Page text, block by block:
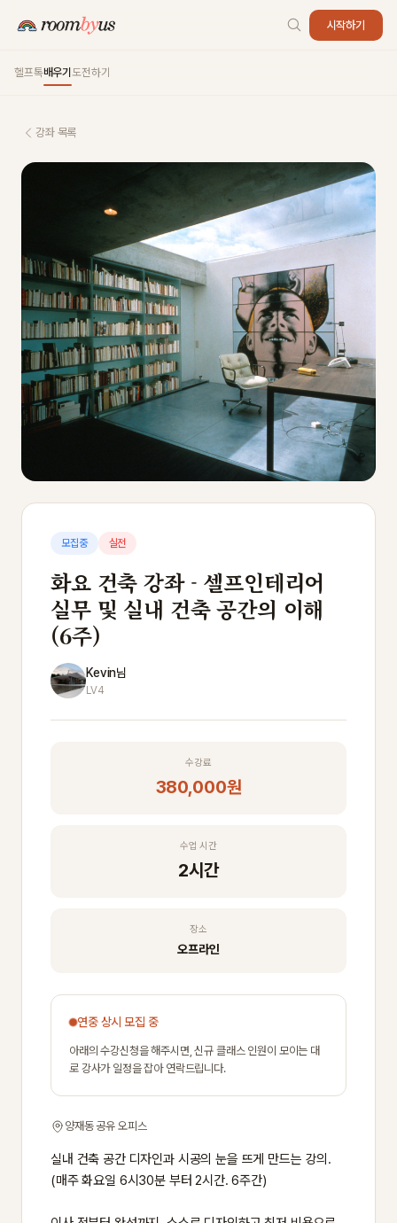
시작하기
헬프톡배우기도전하기
강좌 목록
모집중 실전
화요 건축 강좌 - 셀프인테리어
실무 및 실내 건축 공간의 이해
(6주)
Kevin님
LV4
수강료
380,000원
수업 시간
2시간
장소
오프라인
연중 상시 모집 중
아래의 수강신청을 해주시면, 신규 클래스 인원이 모이는 대
로 강사가 일정을 잡아 연락드립니다.
양재동 공유 오피스
실내 건축 공간 디자인과 시공의 눈을 뜨게 만드는 강의.
(매주 화요일 6시30분 부터 2시간. 6주간)